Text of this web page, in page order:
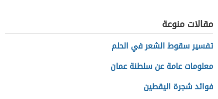
مقالات منوعة
تفسير سقوط الشعر في الحلم
معلومات عامة عن سلطنة عمان
فوائد شجرة اليقطين